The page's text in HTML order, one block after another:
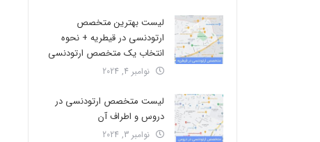
لیست بهترین متخصص
ارتودنسی در قیطریه + نحوه
انتخاب یک متخصص ارتودنسی
نوامبر 4, 2024
لیست متخصص ارتودنسی در
دروس و اطراف آن
نوامبر 3, 2024